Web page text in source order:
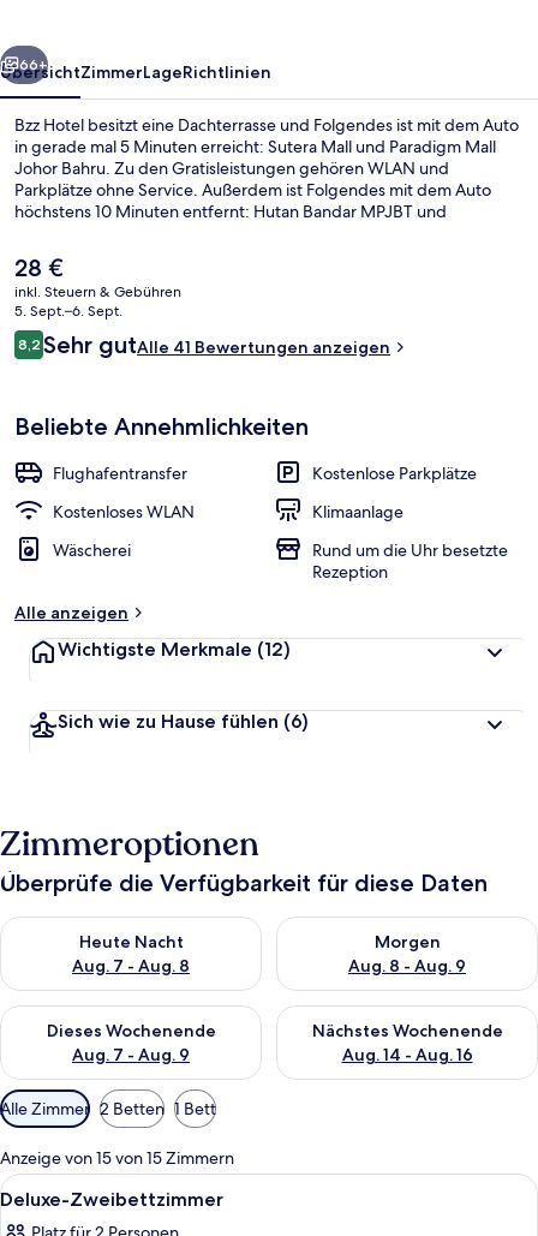
Weiter
66+
ÜbersichtZimmerLageRichtlinien
Bzz Hotel besitzt eine Dachterrasse und Folgendes ist mit dem Auto
in gerade mal 5 Minuten erreicht: Sutera Mall und Paradigm Mall
Johor Bahru. Zu den Gratisleistungen gehören WLAN und
Parkplätze ohne Service. Außerdem ist Folgendes mit dem Auto
höchstens 10 Minuten entfernt: Hutan Bandar MPJBT und
Der
aktuelle
Preis
beträgt
28 €.
28 €
inkl. Steuern & Gebühren
5. Sept.–6. Sept.
Bewertungen
8,28,2 von 10.
Sehr gutAlle 41 Bewertungen anzeigen
Beliebte Annehmlichkeiten
Flughafentransfer
Kostenlose Parkplätze
Kostenloses WLAN
Klimaanlage
Wäscherei
Rund um die Uhr besetzte
Rezeption
Alle anzeigen
Wichtigste Merkmale (12)
Sich wie zu Hause fühlen (6)
Zimmeroptionen
Überprüfe die Verfügbarkeit für diese Daten
Heute Nacht
Aug. 7 - Aug. 8
Überprüfe die Verfügbarkeit für heute Nacht, Aug. 7 - Aug. 8.
Morgen
Aug. 8 - Aug. 9
Überprüfe die Verfügbarkeit
Dieses Wochenende
Aug. 7 - Aug. 9
Überprüfe die Verfügbarkeit für dieses Wochenende, Aug. 7
Nächstes Wochenende
Aug. 14 - Aug. 16
Überprüfe die Verfügbarkeit
Verfügbare
Filter
für
Zimmer
Alle Zimmer 2 Betten 1 Bett
Anzeige von 15 von 15 Zimmern
Alle
Fotos
Ein Hotelzimmer mit zwei Betten,
5
Deluxe-Zweibettzimmer